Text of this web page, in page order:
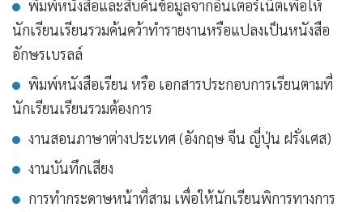
พิมพ์หนังสือและสืบค้นข้อมูลจากอินเตอร์เน็ตเพื่อให้
นักเรียนเรียนรวมค้นคว้าทำรายงานหรือแปลงเป็นหนังสือ
อักษรเบรลล์
พิมพ์หนังสือเรียน หรือ เอกสารประกอบการเรียนตามที่
นักเรียนเรียนรวมต้องการ
งานสอนภาษาต่างประเทศ (อังกฤษ จีน ญี่ปุ่น ฝรั่งเศส)
งานบันทึกเสียง
การทำกระดาษหน้าที่สาม เพื่อให้นักเรียนพิการทางการ